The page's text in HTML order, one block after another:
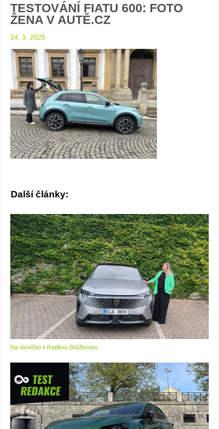
TESTOVÁNÍ FIATU 600: FOTO
ŽENA V AUTĚ.CZ
24. 3. 2025
Další články:
Na slovíčko s Radkou Brůžkovou